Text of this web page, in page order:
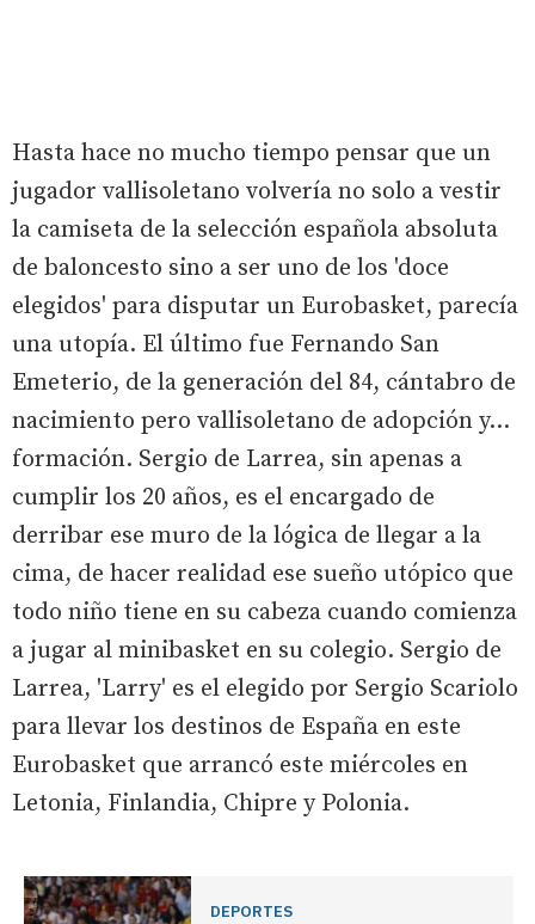
Hasta hace no mucho tiempo pensar que un
jugador vallisoletano volvería no solo a vestir
la camiseta de la selección española absoluta
de baloncesto sino a ser uno de los 'doce
elegidos' para disputar un Eurobasket, parecía
una utopía. El último fue Fernando San
Emeterio, de la generación del 84, cántabro de
nacimiento pero vallisoletano de adopción y...
formación. Sergio de Larrea, sin apenas a
cumplir los 20 años, es el encargado de
derribar ese muro de la lógica de llegar a la
cima, de hacer realidad ese sueño utópico que
todo niño tiene en su cabeza cuando comienza
a jugar al minibasket en su colegio. Sergio de
Larrea, 'Larry' es el elegido por Sergio Scariolo
para llevar los destinos de España en este
Eurobasket que arrancó este miércoles en
Letonia, Finlandia, Chipre y Polonia.
DEPORTES